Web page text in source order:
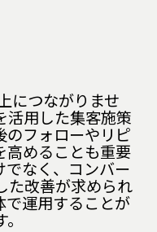
につながりませ
活用した集客施策
のフォローやリピ
高めることも重要
でなく、コンバー
た改善が求められ
で運用することが